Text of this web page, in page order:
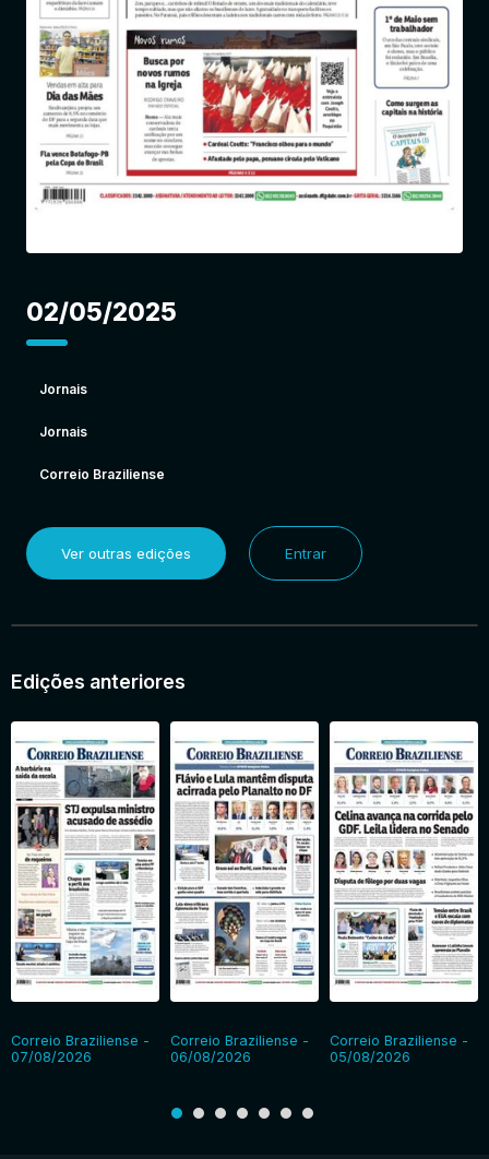
02/05/2025
Jornais
Jornais
Correio Braziliense
Ver outras edições Entrar
Edições anteriores
Correio Braziliense -
07/08/2026
Correio Braziliense -
06/08/2026
Correio Braziliense -
05/08/2026